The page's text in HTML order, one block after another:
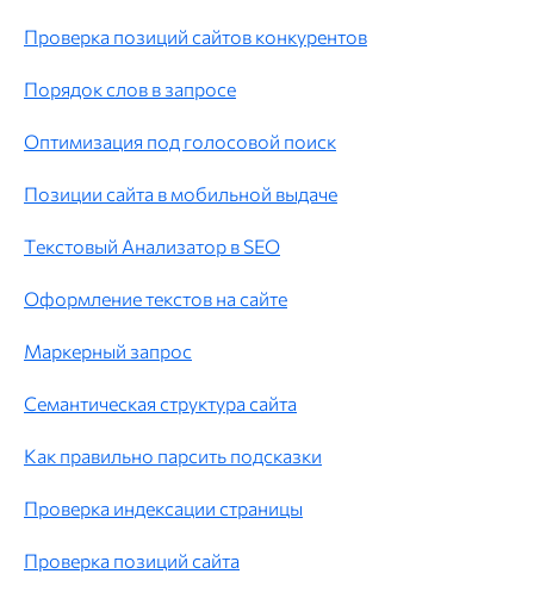
Проверка позиций сайтов конкурентов
Порядок слов в запросе
Оптимизация под голосовой поиск
Позиции сайта в мобильной выдаче
Текстовый Анализатор в SEO
Оформление текстов на сайте
Маркерный запрос
Семантическая структура сайта
Как правильно парсить подсказки
Проверка индексации страницы
Проверка позиций сайта